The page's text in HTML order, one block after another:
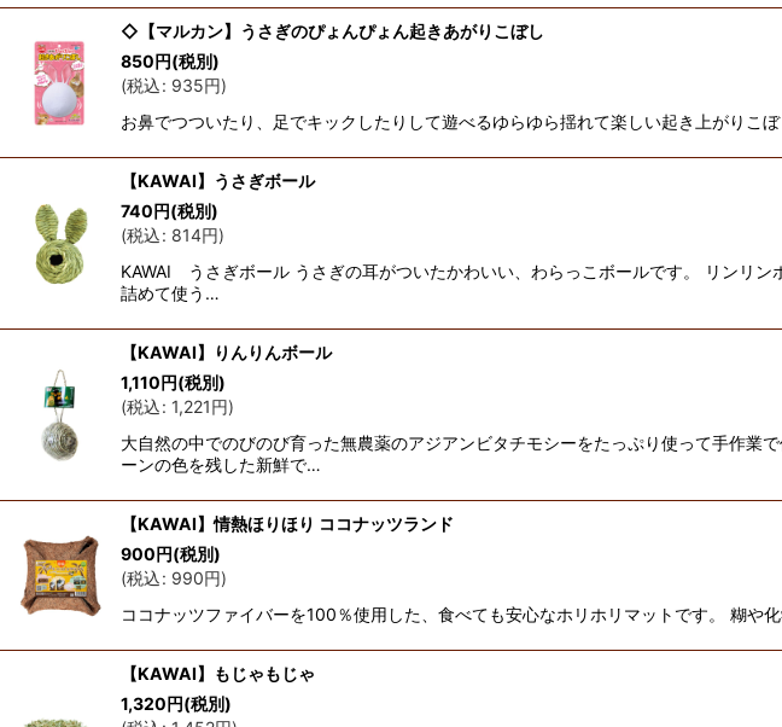
◇【マルカン】うさぎのぴょんぴょん起きあがりこぼし
850円(税別)
(税込: 935円)
お鼻でつついたり、足でキックしたりして遊べるゆらゆら揺れて楽しい起き上がりこ
【KAWAI】うさぎボール
740円(税別)
(税込: 814円)
KAWAI うさぎボール うさぎの耳がついたかわいい、わらっこボールです。 リンリ
詰めて使う…
【KAWAI】りんりんボール
1,110円(税別)
(税込: 1,221円)
大自然の中でのびのび育った無農薬のアジアンビタチモシーをたっぷり使って手作業
ーンの色を残した新鮮で…
【KAWAI】情熱ほりほり ココナッツランド
900円(税別)
(税込: 990円)
ココナッツファイバーを100％使用した、食べても安心なホリホリマットです。 糊や
【KAWAI】もじゃもじゃ
1,320円(税別)